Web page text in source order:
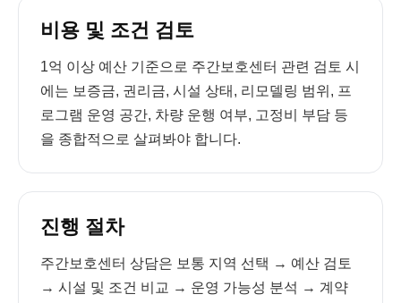
비용 및 조건 검토
1억 이상 예산 기준으로 주간보호센터 관련 검토 시
에는 보증금, 권리금, 시설 상태, 리모델링 범위, 프
로그램 운영 공간, 차량 운행 여부, 고정비 부담 등
을 종합적으로 살펴봐야 합니다.
진행 절차
주간보호센터 상담은 보통 지역 선택 → 예산 검토
→ 시설 및 조건 비교 → 운영 가능성 분석 → 계약